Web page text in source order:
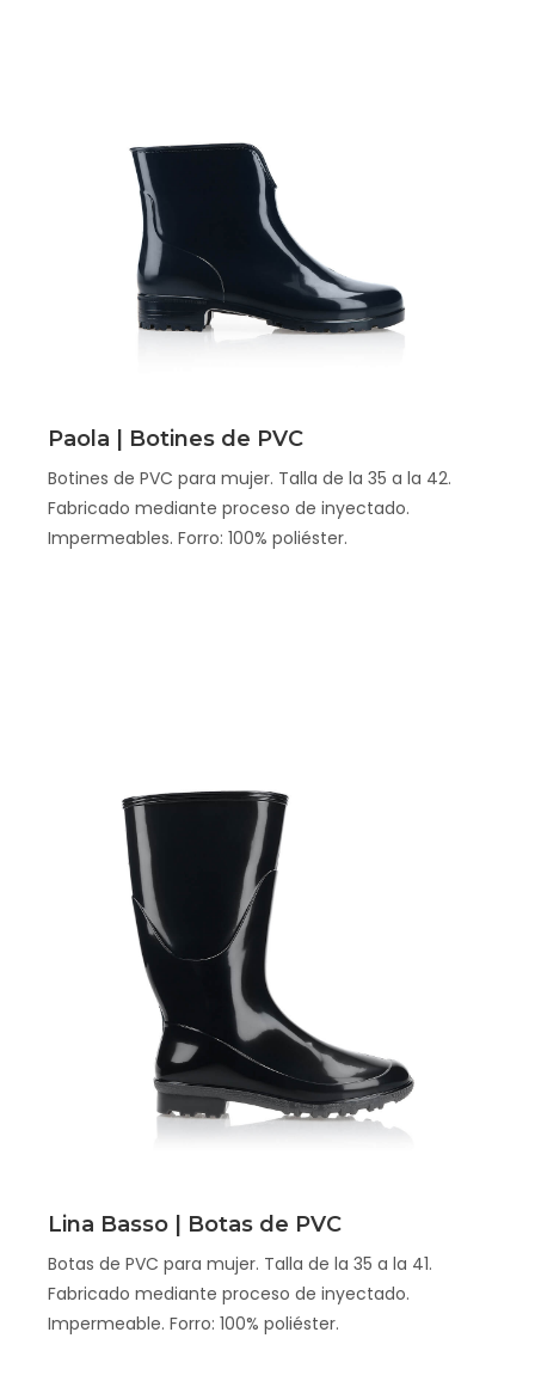
Scopri
Paola | Botines de PVC
Botines de PVC para mujer. Talla de la 35 a la 42.
Fabricado mediante proceso de inyectado.
Impermeables. Forro: 100% poliéster.
Scopri
Lina Basso | Botas de PVC
Botas de PVC para mujer. Talla de la 35 a la 41.
Fabricado mediante proceso de inyectado.
Impermeable. Forro: 100% poliéster.